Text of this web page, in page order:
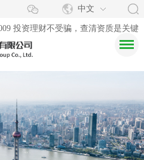
投资理财不受骗，查清资质是关键
中文